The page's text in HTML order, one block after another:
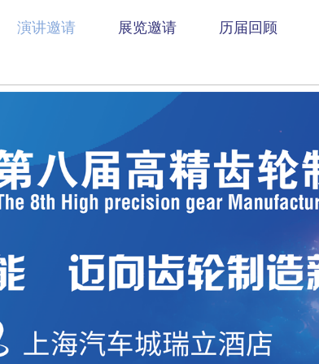
演讲邀请 展览邀请 历届回顾